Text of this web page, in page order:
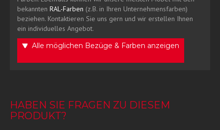
bekannten RAL-Farben (z.B. in Ihren Unternehmensfarben)
beziehen. Kontaktieren Sie uns gern und wir erstellen Ihnen
ein individuelles Angebot.
Alle möglichen Bezüge & Farben anzeigen
HABEN SIE FRAGEN ZU DIESEM
PRODUKT?